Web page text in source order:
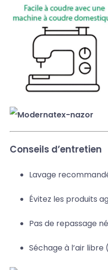
Conseils d’entretien
Lavage
Évitez les produits
Pas de repassage
Séchage à l’air